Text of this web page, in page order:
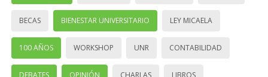
BECAS BIENESTAR UNIVERSITARIO LEY MICAELA
100 AÑOS WORKSHOP UNR CONTABILIDAD